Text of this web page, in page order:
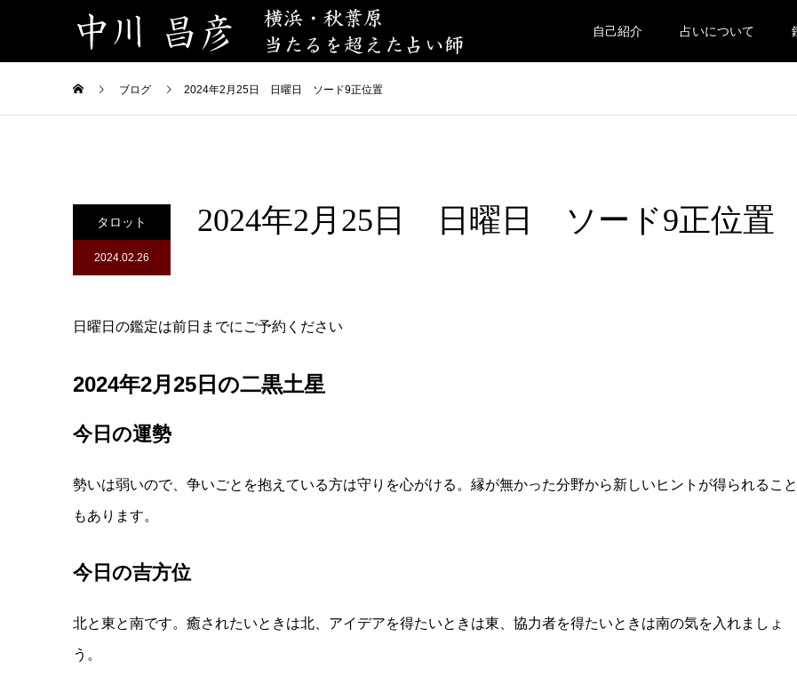
自己紹介 占いについて
ブログ 2024年2月25日 日曜日 ソード9正位置
タロット
2024.02.26
2024年2月25日 日曜日 ソード9正位置
日曜日の鑑定は前日までにご予約ください
2024年2月25日の二黒土星
今日の運勢
勢いは弱いので、争いごとを抱えている方は守りを心がける。縁が無かった分野から新しいヒントが得られること
もあります。
今日の吉方位
北と東と南です。癒されたいときは北、アイデアを得たいときは東、協力者を得たいときは南の気を入れましょ
う。